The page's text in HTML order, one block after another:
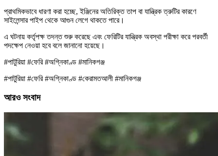
প্রাথমিকভাবে ধারণা করা হচ্ছে, ইঞ্জিনের অতিরিক্ত তাপ বা যান্ত্রিক ত্রুটির কারণে
সাইলেন্সার পাইপ থেকে আগুন লেগে থাকতে পারে।
এ ঘটনায় কর্তৃপক্ষ তদন্ত শুরু করেছে এবং ফেরিটির যান্ত্রিক অবস্থা পরীক্ষা করে পরবর্তী
পদক্ষেপ নেওয়া হবে বলে জানানো হয়েছে।
#পাটুরিয়া #ফেরি #অগ্নিকাণ্ড #মানিকগঞ্জ
#পাটুরিয়া #ফেরি #অগ্নিকাণ্ড #কেরামতআলী #মানিকগঞ্জ
আরও সংবাদ